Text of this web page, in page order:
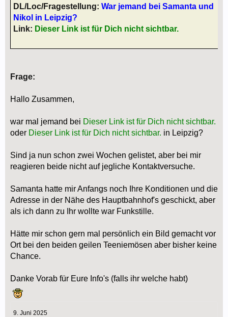
DL/Loc/Fragestellung: War jemand bei Samanta und
Nikol in Leipzig?
Link: Dieser Link ist für Dich nicht sichtbar.
Frage:
Hallo Zusammen,
war mal jemand bei Dieser Link ist für Dich nicht sichtbar.
oder Dieser Link ist für Dich nicht sichtbar. in Leipzig?
Sind ja nun schon zwei Wochen gelistet, aber bei mir
reagieren beide nicht auf jegliche Kontaktversuche.
Samanta hatte mir Anfangs noch Ihre Konditionen und die
Adresse in der Nähe des Hauptbahnhof's geschickt, aber
als ich dann zu Ihr wollte war Funkstille.
Hätte mir schon gern mal persönlich ein Bild gemacht vor
Ort bei den beiden geilen Teeniemösen aber bisher keine
Chance.
Danke Vorab für Eure Info's (falls ihr welche habt)
9. Juni 2025